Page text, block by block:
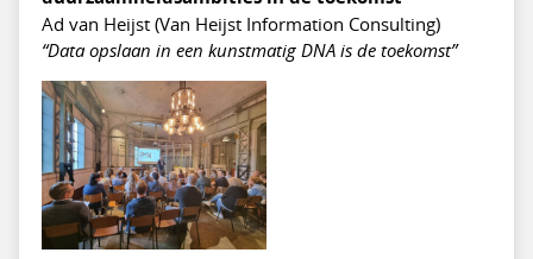
Ad van Heijst (Van Heijst Information Consulting)
“Data opslaan in een kunstmatig DNA is de toekomst”